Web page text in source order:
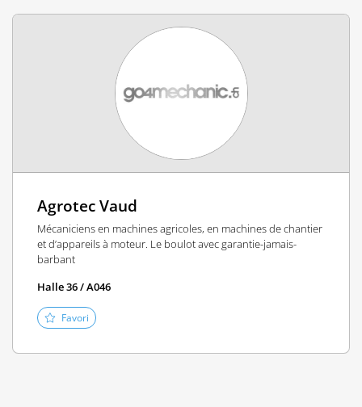
Agrotec Vaud
Mécaniciens en machines agricoles, en machines de chantier
et d’appareils à moteur. Le boulot avec garantie-jamais-
barbant
Halle 36 / A046
Favori